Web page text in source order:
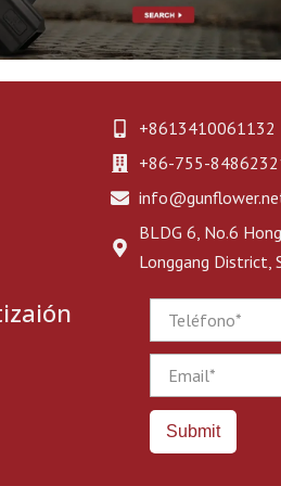
+8613410061132
+86-755-
BLDG 6, No.6
Longgang District,
Submit